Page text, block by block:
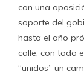
con una
soporte del
hasta el año
calle, con todo
“unidos” un